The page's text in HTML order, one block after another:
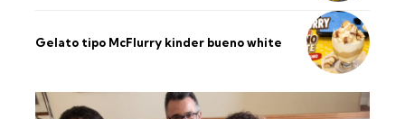
Gelato tipo McFlurry kinder bueno white